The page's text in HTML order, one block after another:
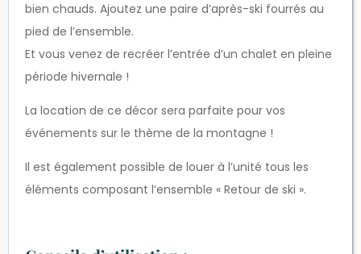
bien chauds. Ajoutez une paire d’après-ski fourrés au
pied de l’ensemble.
Et vous venez de recréer l’entrée d’un chalet en pleine
période hivernale !
La location de ce décor sera parfaite pour vos
événements sur le thème de la montagne !
Il est également possible de louer à l’unité tous les
éléments composant l’ensemble « Retour de ski ».